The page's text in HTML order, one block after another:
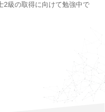
2級の取得に向けて勉強中で